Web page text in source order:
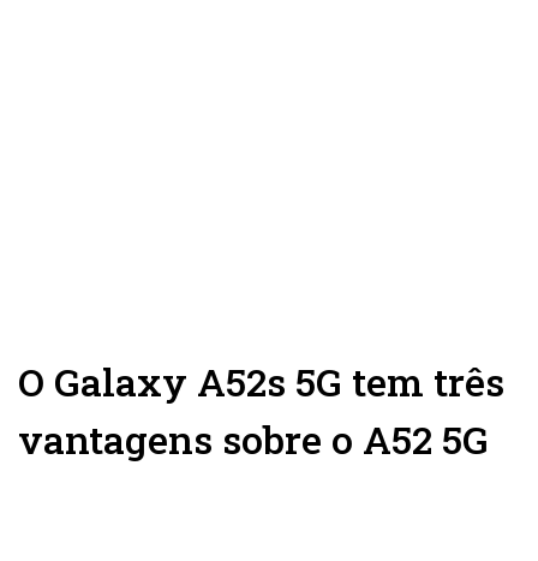
O Galaxy A52s 5G tem três
vantagens sobre o A52 5G